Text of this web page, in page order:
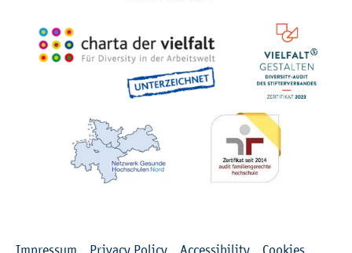
Impressum Privacy Policy Accessibility Cookies